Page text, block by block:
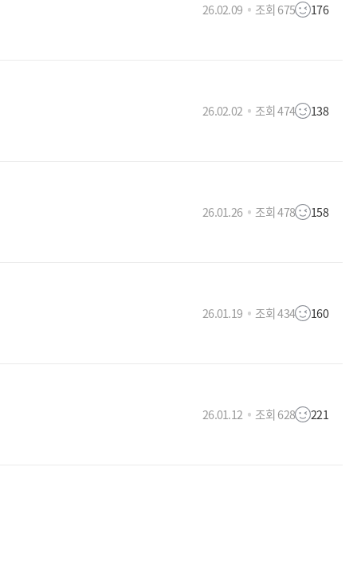
26.02.09 조회 675 176
26.02.02 조회 474 138
26.01.26 조회 478 158
26.01.19 조회 434 160
26.01.12 조회 628 221